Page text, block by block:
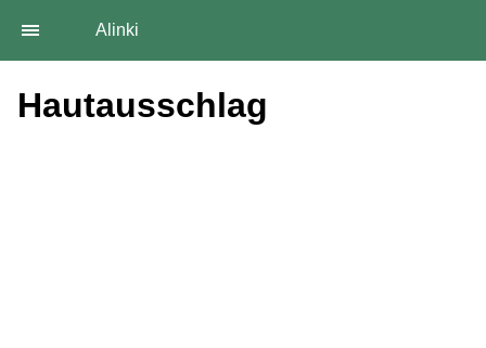
Alinki
Hautausschlag